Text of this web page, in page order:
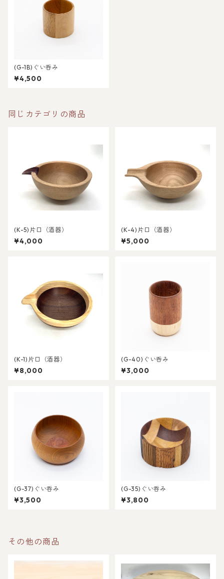
(G-1B)ぐい呑み
¥4,500
同じカテゴリの商品
(K-5)片口（酒器）
¥4,000
(K-4)片口（酒器）
¥5,000
(K-1)片口（酒器）
¥8,000
(G-40)ぐい呑み
¥3,000
(G-37)ぐい呑み
¥3,500
(G-35)ぐい呑み
¥3,800
その他の商品